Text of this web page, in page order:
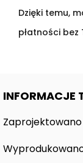
Dzięki temu,
płatności bez
INFORMACJE